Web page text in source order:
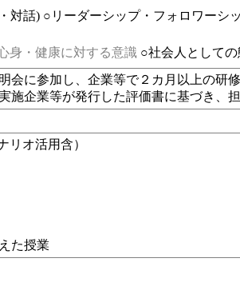
対話) ○リーダーシップ・フォロワーシ
身・健康に対する意識 ○社会人として
会に参加し、企業等で２カ月以上の研
施企業等が発行した評価書に基づき、
リオ活用含）
た授業